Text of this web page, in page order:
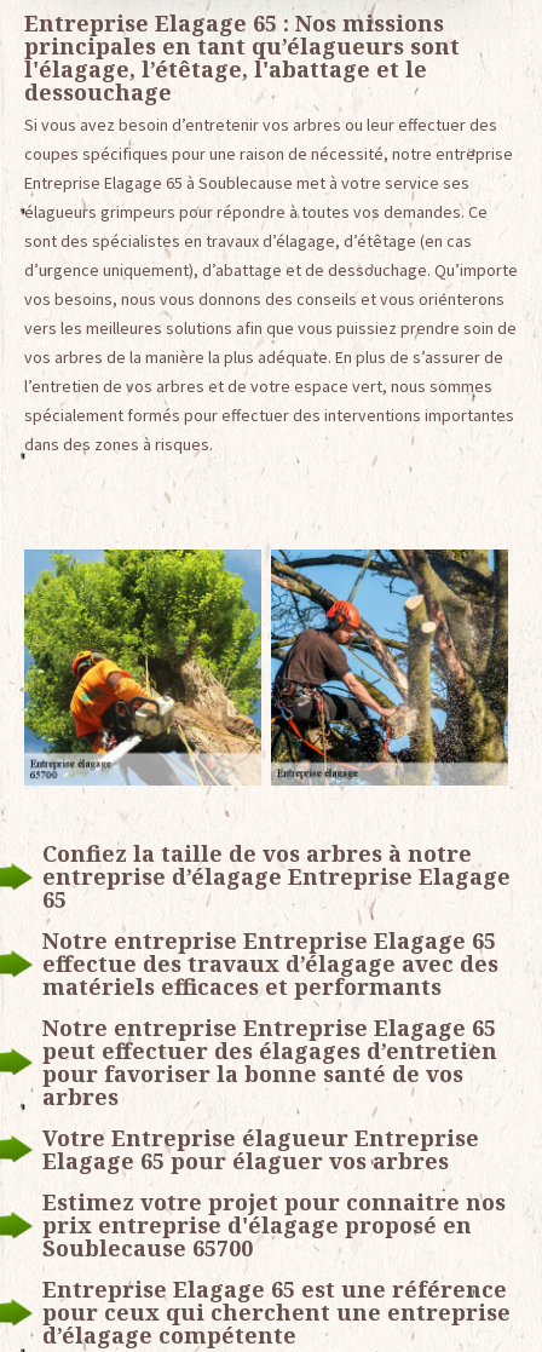
Entreprise Elagage 65 : Nos missions
principales en tant qu’élagueurs sont
l'élagage, l’étêtage, l'abattage et le
dessouchage
Si vous avez besoin d’entretenir vos arbres ou leur effectuer des
coupes spécifiques pour une raison de nécessité, notre entreprise
Entreprise Elagage 65 à Soublecause met à votre service ses
élagueurs grimpeurs pour répondre à toutes vos demandes. Ce
sont des spécialistes en travaux d’élagage, d’étêtage (en cas
d’urgence uniquement), d’abattage et de dessouchage. Qu’importe
vos besoins, nous vous donnons des conseils et vous orienterons
vers les meilleures solutions afin que vous puissiez prendre soin de
vos arbres de la manière la plus adéquate. En plus de s’assurer de
l’entretien de vos arbres et de votre espace vert, nous sommes
spécialement formés pour effectuer des interventions importantes
dans des zones à risques.
Confiez la taille de vos arbres à notre
entreprise d’élagage Entreprise Elagage
65
Notre entreprise Entreprise Elagage 65
effectue des travaux d’élagage avec des
matériels efficaces et performants
Notre entreprise Entreprise Elagage 65
peut effectuer des élagages d’entretien
pour favoriser la bonne santé de vos
arbres
Votre Entreprise élagueur Entreprise
Elagage 65 pour élaguer vos arbres
Estimez votre projet pour connaitre nos
prix entreprise d'élagage proposé en
Soublecause 65700
Entreprise Elagage 65 est une référence
pour ceux qui cherchent une entreprise
d’élagage compétente